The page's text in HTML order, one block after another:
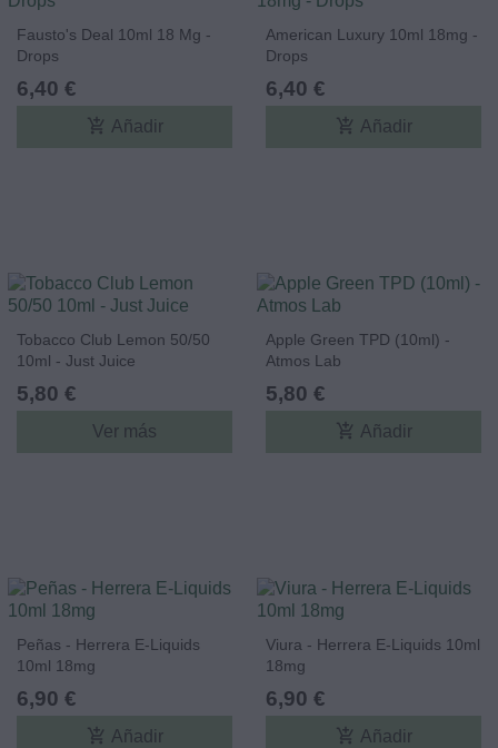
Fausto's Deal 10ml 18 Mg -
Drops
6,40 €
add_shopping_cart Añadir
American Luxury 10ml 18mg -
Drops
6,40 €
add_shopping_cart Añadir
Tobacco Club Lemon 50/50
10ml - Just Juice
5,80 €
Ver más
Apple Green TPD (10ml) -
Atmos Lab
5,80 €
add_shopping_cart Añadir
Peñas - Herrera E-Liquids
10ml 18mg
6,90 €
add_shopping_cart Añadir
Viura - Herrera E-Liquids 10ml
18mg
6,90 €
add_shopping_cart Añadir